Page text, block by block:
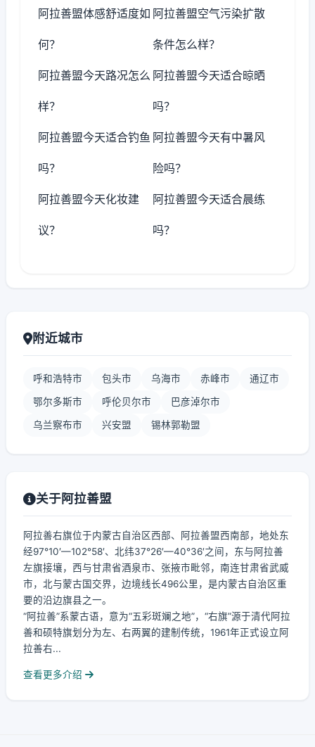
阿拉善盟体感舒适度如
何？
阿拉善盟空气污染扩散
条件怎么样？
阿拉善盟今天路况怎么
样？
阿拉善盟今天适合晾晒
吗？
阿拉善盟今天适合钓鱼
吗？
阿拉善盟今天有中暑风
险吗？
阿拉善盟今天化妆建
议？
阿拉善盟今天适合晨练
吗？
附近城市
呼和浩特市 包头市 乌海市 赤峰市 通辽市
鄂尔多斯市 呼伦贝尔市 巴彦淖尔市
乌兰察布市 兴安盟 锡林郭勒盟
关于阿拉善盟
阿拉善右旗位于内蒙古自治区西部、阿拉善盟西南部，地处东
经97°10′—102°58′、北纬37°26′—40°36′之间，东与阿拉善
左旗接壤，西与甘肃省酒泉市、张掖市毗邻，南连甘肃省武威
市，北与蒙古国交界，边境线长496公里，是内蒙古自治区重
要的沿边旗县之一。
“阿拉善”系蒙古语，意为“五彩斑斓之地”，“右旗”源于清代阿拉
善和硕特旗划分为左、右两翼的建制传统，1961年正式设立阿
拉善右...
查看更多介绍